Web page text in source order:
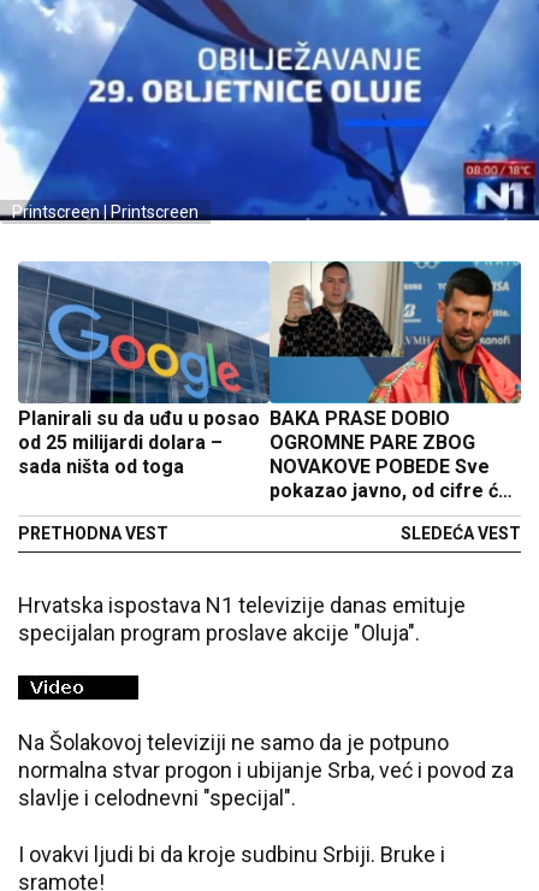
Printscreen | Printscreen
Planirali su da uđu u posao
od 25 milijardi dolara –
sada ništa od toga
PRETHODNA VEST
BAKA PRASE DOBIO
OGROMNE PARE ZBOG
NOVAKOVE POBEDE Sve
pokazao javno, od cifre će
vam se zavrteti u glavi
SLEDEĆA VEST
Hrvatska ispostava N1 televizije danas emituje
specijalan program proslave akcije "Oluja".
Na Šolakovoj televiziji ne samo da je potpuno
normalna stvar progon i ubijanje Srba, već i povod za
slavlje i celodnevni "specijal".
I ovakvi ljudi bi da kroje sudbinu Srbiji. Bruke i
sramote!